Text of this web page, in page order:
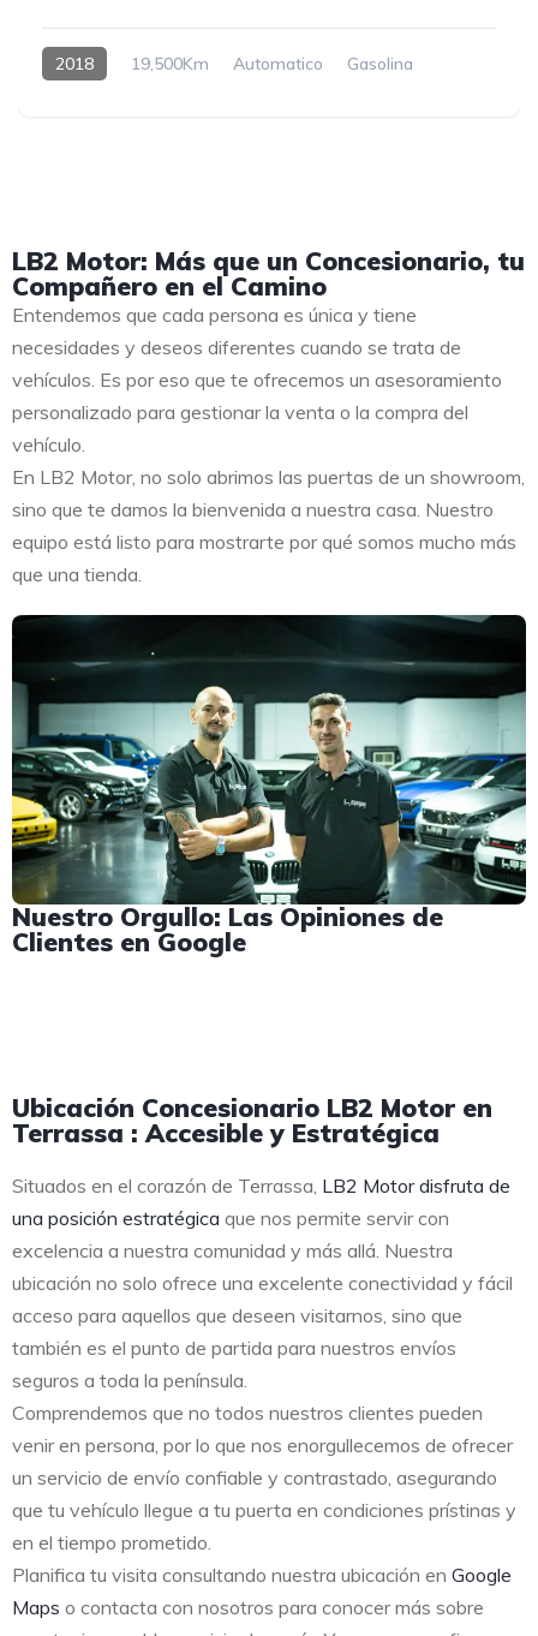
2018 19,500Km Automatico Gasolina
LB2 Motor: Más que un Concesionario, tu
Compañero en el Camino
Entendemos que cada persona es única y tiene
necesidades y deseos diferentes cuando se trata de
vehículos. Es por eso que te ofrecemos un asesoramiento
personalizado para gestionar la venta o la compra del
vehículo.
En LB2 Motor, no solo abrimos las puertas de un showroom,
sino que te damos la bienvenida a nuestra casa. Nuestro
equipo está listo para mostrarte por qué somos mucho más
que una tienda.
Nuestro Orgullo: Las Opiniones de
Clientes en Google
Ubicación Concesionario LB2 Motor en
Terrassa : Accesible y Estratégica
Situados en el corazón de Terrassa, LB2 Motor disfruta de
una posición estratégica que nos permite servir con
excelencia a nuestra comunidad y más allá. Nuestra
ubicación no solo ofrece una excelente conectividad y fácil
acceso para aquellos que deseen visitarnos, sino que
también es el punto de partida para nuestros envíos
seguros a toda la península.
Comprendemos que no todos nuestros clientes pueden
venir en persona, por lo que nos enorgullecemos de ofrecer
un servicio de envío confiable y contrastado, asegurando
que tu vehículo llegue a tu puerta en condiciones prístinas y
en el tiempo prometido.
Planifica tu visita consultando nuestra ubicación en Google
Maps o contacta con nosotros para conocer más sobre